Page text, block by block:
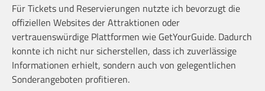
Für Tickets und Reservierungen nutzte ich bevorzugt die
offiziellen Websites der Attraktionen oder
vertrauenswürdige Plattformen wie GetYourGuide. Dadurch
konnte ich nicht nur sicherstellen, dass ich zuverlässige
Informationen erhielt, sondern auch von gelegentlichen
Sonderangeboten profitieren.